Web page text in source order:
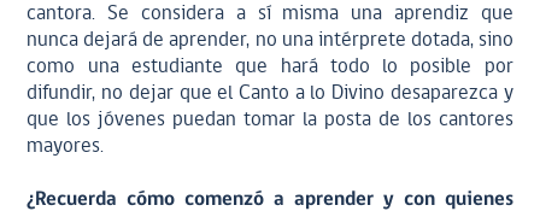
cantora. Se considera a sí misma una aprendiz que
nunca dejará de aprender, no una intérprete dotada, sino
como una estudiante que hará todo lo posible por
difundir, no dejar que el Canto a lo Divino desaparezca y
que los jóvenes puedan tomar la posta de los cantores
mayores.
¿Recuerda cómo comenzó a aprender y con quienes